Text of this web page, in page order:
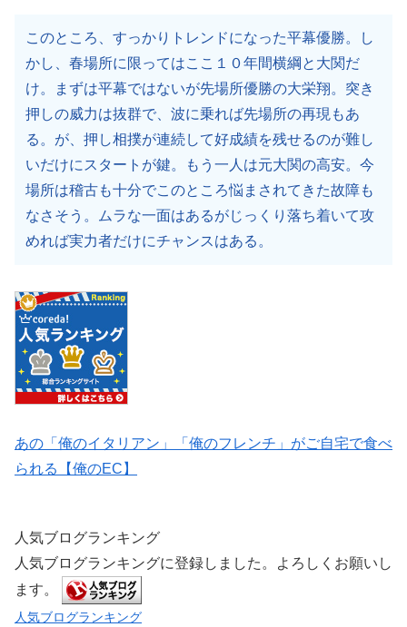
このところ、すっかりトレンドになった平幕優勝。し
かし、春場所に限ってはここ１０年間横綱と大関だ
け。まずは平幕ではないが先場所優勝の大栄翔。突き
押しの威力は抜群で、波に乗れば先場所の再現もあ
る。が、押し相撲が連続して好成績を残せるのが難し
いだけにスタートが鍵。もう一人は元大関の高安。今
場所は稽古も十分でこのところ悩まされてきた故障も
なさそう。ムラな一面はあるがじっくり落ち着いて攻
めれば実力者だけにチャンスはある。
あの「俺のイタリアン」「俺のフレンチ」がご自宅で食べ
られる【俺のEC】
人気ブログランキング
人気ブログランキングに登録しました。よろしくお願いし
ます。
人気ブログランキング